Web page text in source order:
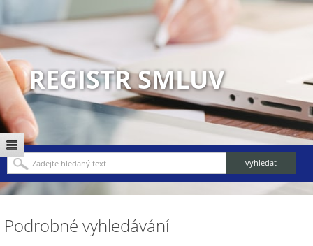
REGISTR SMLUV
Podrobné vyhledávání